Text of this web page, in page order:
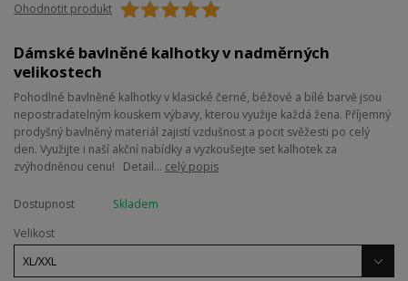
Ohodnotit produkt
Dámské bavlněné kalhotky v nadměrných
velikostech
Pohodlné bavlněné kalhotky v klasické černé, béžové a bílé barvě jsou
nepostradatelným kouskem výbavy, kterou využije každá žena. Příjemný
prodyšný bavlněný materiál zajistí vzdušnost a pocit svěžesti po celý
den. Využijte i naší akční nabídky a vyzkoušejte set kalhotek za
zvýhodněnou cenu! Detail... celý popis
Dostupnost
Skladem
Velikost